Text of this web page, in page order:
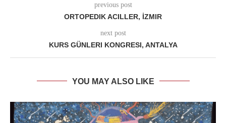
previous post
ORTOPEDIK ACILLER, İZMIR
next post
KURS GÜNLERI KONGRESI, ANTALYA
YOU MAY ALSO LIKE